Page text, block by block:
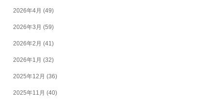
2026年4月 (49)
2026年3月 (59)
2026年2月 (41)
2026年1月 (32)
2025年12月 (36)
2025年11月 (40)